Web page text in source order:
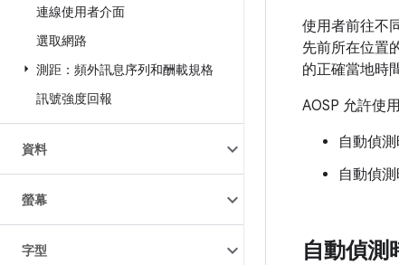
連線使用者介面
選取網路
測距：頻外訊息序列和酬載規格
訊號強度回報
資料
螢幕
字型
使用者前往不
先前所在位置
的正確當地時間
AOSP 允許使
自動偵
自動偵
自動偵測